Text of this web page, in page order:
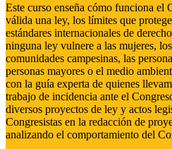
Este curso enseña cómo funciona el
válida una ley, los límites que
estándares internacionales de
ninguna ley vulnere a las mujeres,
comunidades campesinas, las
personas mayores o el medio
con la guía experta de quienes
trabajo de incidencia ante el
diversos proyectos de ley y actos
Congresistas en la redacción de
analizando el comportamiento del